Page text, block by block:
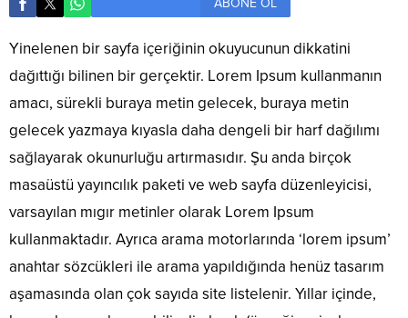
ABONE OL
Yinelenen bir sayfa içeriğinin okuyucunun dikkatini
dağıttığı bilinen bir gerçektir. Lorem Ipsum kullanmanın
amacı, sürekli buraya metin gelecek, buraya metin
gelecek yazmaya kıyasla daha dengeli bir harf dağılımı
sağlayarak okunurluğu artırmasıdır. Şu anda birçok
masaüstü yayıncılık paketi ve web sayfa düzenleyicisi,
varsayılan mıgır metinler olarak Lorem Ipsum
kullanmaktadır. Ayrıca arama motorlarında ‘lorem ipsum’
anahtar sözcükleri ile arama yapıldığında henüz tasarım
aşamasında olan çok sayıda site listelenir. Yıllar içinde,